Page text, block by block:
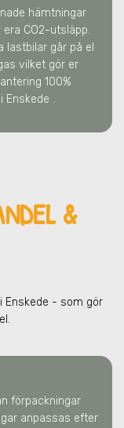
hämtningar
era CO2-utsläpp.
lastbilar går på el
vilket gör er
100%
Enskede .
&
i Enskede - som gör
förpackningar
anpassas efter